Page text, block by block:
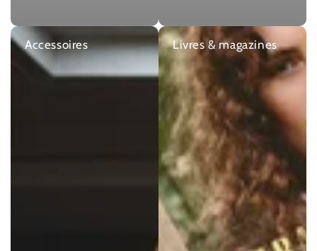
Accessoires Livres & magazines